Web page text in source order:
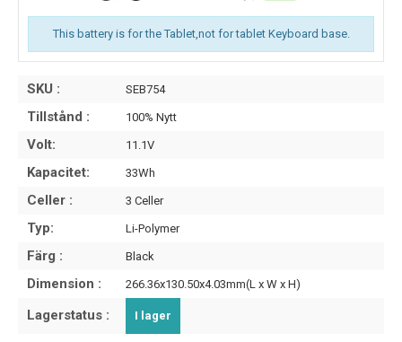
This battery is for the Tablet,not for tablet Keyboard base.
SKU : SEB754
Tillstånd : 100% Nytt
Volt: 11.1V
Kapacitet: 33Wh
Celler : 3 Celler
Typ: Li-Polymer
Färg : Black
Dimension : 266.36x130.50x4.03mm(L x W x H)
Lagerstatus : I lager